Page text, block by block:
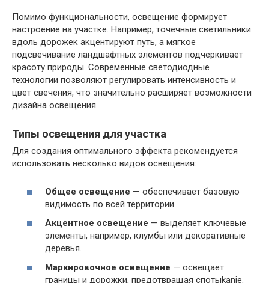
Помимо функциональности, освещение формирует
настроение на участке. Например, точечные светильники
вдоль дорожек акцентируют путь, а мягкое
подсвечивание ландшафтных элементов подчеркивает
красоту природы. Современные светодиодные
технологии позволяют регулировать интенсивность и
цвет свечения, что значительно расширяет возможности
дизайна освещения.
Типы освещения для участка
Для создания оптимального эффекта рекомендуется
использовать несколько видов освещения:
Общее освещение — обеспечивает базовую
видимость по всей территории.
Акцентное освещение — выделяет ключевые
элементы, например, клумбы или декоративные
деревья.
Маркировочное освещение — освещает
границы и дорожки, предотвращая спотыkanie.